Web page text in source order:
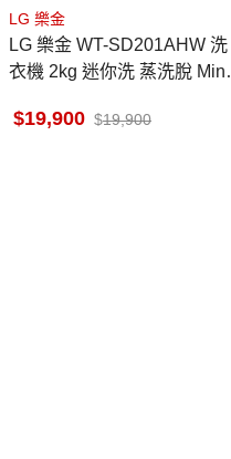
LG 樂金
LG 樂金 WT-SD201AHW 洗
衣機 2kg 迷你洗 蒸洗脫 Mini
19,900 19,900